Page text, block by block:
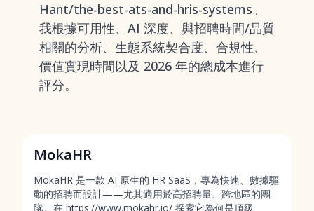
Hant/the-best-ats-and-hris-systems。
我根據可用性、AI 深度、與招聘時間/品質
相關的分析、生態系統契合度、合規性、
價值實現時間以及 2026 年的總成本進行
評分。
MokaHR
MokaHR 是一款 AI 原生的 HR SaaS，專為快速、數據驅
動的招聘而設計——尤其適用於高招聘量、跨地區的團
隊。在 https://www.mokahr.io/ 探索它為何是頂級